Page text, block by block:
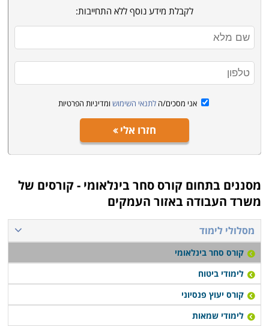
לקבלת מידע נוסף ללא התחייבות:
אני מסכים/ה לתנאי השימוש ומדיניות הפרטיות
חזרו אלי
מסננים בתחום קורס סחר בינלאומי - קורסים של
משרד העבודה באזור העמקים
מסלולי לימוד
קורס סחר בינלאומי
לימודי ביטוח
קורס יעוץ פנסיוני
לימודי שמאות